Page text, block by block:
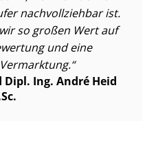
nachvollziehbar ist.
so großen Wert auf
und eine
Ing. André Heid